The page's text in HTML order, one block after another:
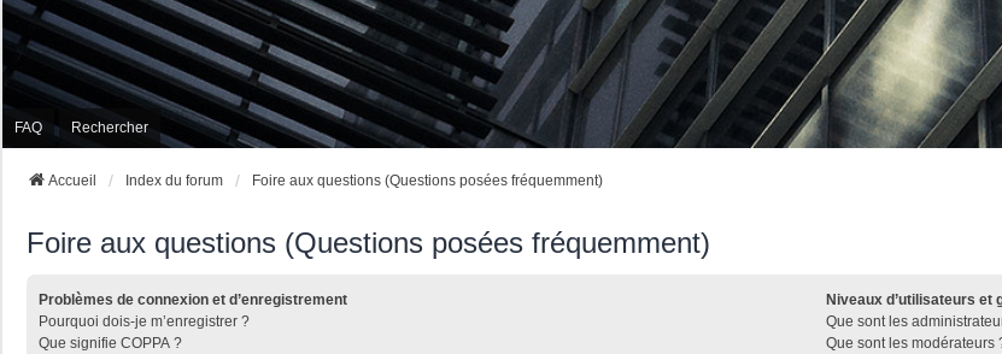
FAQ Rechercher
Accueil Index du forum Foire aux questions (Questions posées fréquemment)
Foire aux questions (Questions posées fréquemment)
Problèmes de connexion et d’enregistrement
Pourquoi dois-je m’enregistrer ?
Que signifie COPPA ?
Niveaux d’utilisateurs et
Que sont les
Que sont les modérateurs